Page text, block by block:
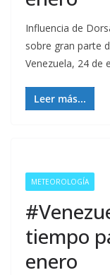
Influencia de
sobre gran parte
Venezuela, 24 de
Leer más...
METEOROLOGÍA
tiempo
enero